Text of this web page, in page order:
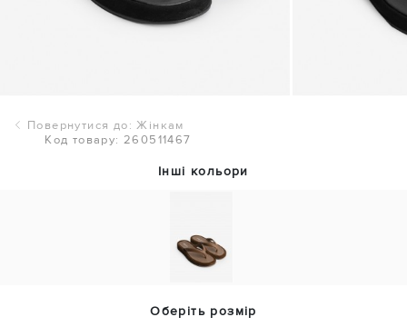
Повернутися до: Жінкам
Код товару: 260511467
Інші кольори
Оберіть розмір